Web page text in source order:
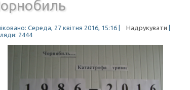
Середа, 27 квітня 2016, 15:16 Надрукувати
2444